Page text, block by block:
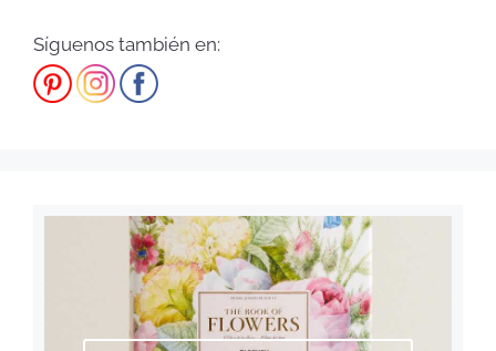
Síguenos también en: